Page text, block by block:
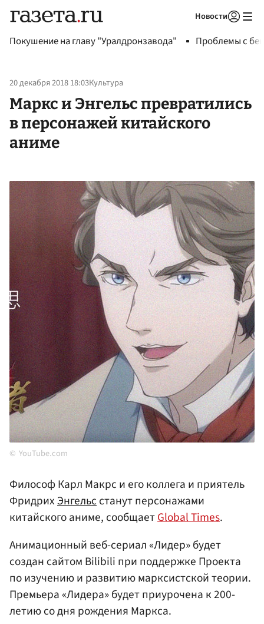
Новости
Покушение на главу "Уралдронзавода" Проблемы с
20 декабря 2018 18:03Культура
Маркс и Энгельс превратились
в персонажей китайского
аниме
YouTube.com
Философ Карл Макрс и его коллега и приятель
ФридрихЭнгельсстанут персонажами
китайского аниме, сообщаетGlobal Times.
Анимационный веб-сериал «Лидер» будет
создан сайтом Bilibili при поддержке Проекта
по изучению и развитию марксистской теории.
Премьера «Лидера» будет приурочена к 200-
летию со дня рождения Маркса.